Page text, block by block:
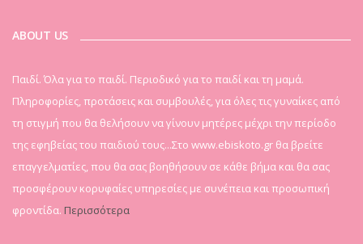
ABOUT US
Παιδί. Όλα για το παιδί. Περιοδικό για το παιδί και τη μαμά.
Πληροφορίες, προτάσεις και συμβουλές, για όλες τις γυναίκες από
τη στιγμή που θα θελήσουν να γίνουν μητέρες μέχρι την περίοδο
της εφηβείας του παιδιού τους...Στο www.ebiskoto.gr θα βρείτε
επαγγελματίες, που θα σας βοηθήσουν σε κάθε βήμα και θα σας
προσφέρουν κορυφαίες υπηρεσίες με συνέπεια και προσωπική
φροντίδα. Περισσότερα